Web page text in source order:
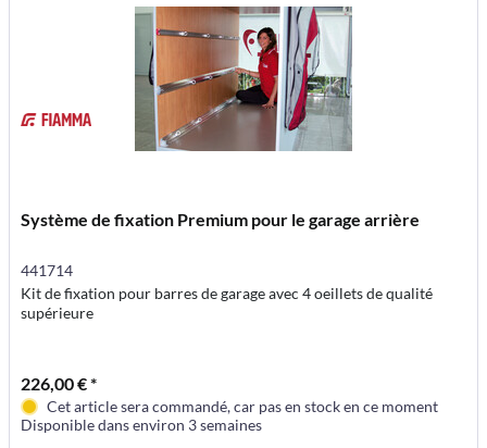
Système de fixation Premium pour le garage arrière
441714
Kit de fixation pour barres de garage avec 4 oeillets de qualité
supérieure
226,00 € *
Cet article sera commandé, car pas en stock en ce moment
Disponible dans environ 3 semaines